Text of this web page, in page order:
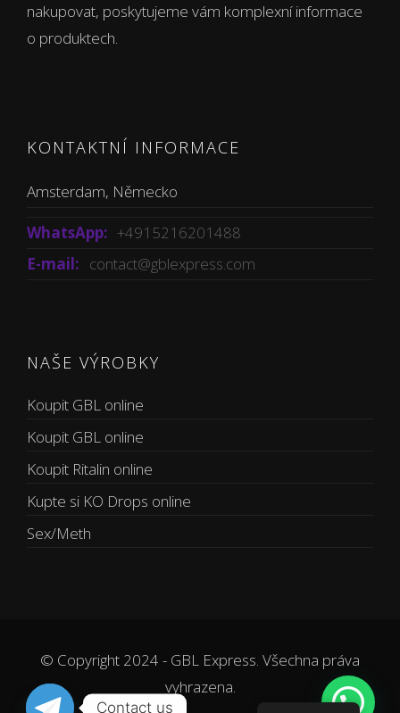
nakupovat, poskytujeme vám komplexní informace
o produktech.
KONTAKTNÍ INFORMACE
Amsterdam, Německo
WhatsApp: +4915216201488
E-mail: contact@gblexpress.com
NAŠE VÝROBKY
Koupit GBL online
Koupit GBL online
Koupit Ritalin online
Kupte si KO Drops online
Sex/Meth
© Copyright 2024 - GBL Express. Všechna práva
vyhrazena.
Contact us